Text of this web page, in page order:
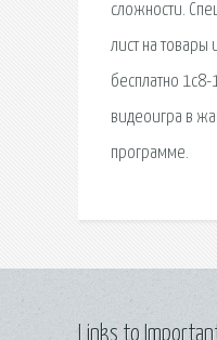
сложности.
лист на
бесплатно
видеоигра в
программе.
Links to